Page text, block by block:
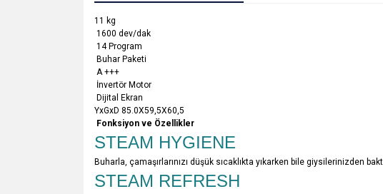
11 kg
1600 dev/dak
14 Program
Buhar Paketi
A +++
İnvertör Motor
Dijital Ekran
YxGxD 85.0X59,5X60,5
Fonksiyon ve Özellikler
STEAM HYGIENE
Buharla, çamaşırlarınızı düşük sıcaklıkta yıkarken bile giysilerinizden
STEAM REFRESH